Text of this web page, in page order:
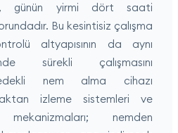
günün yirmi dört saati
Bu kesintisiz çalışma
altyapısının da aynı
sürekli çalışmasını
nem alma cihazı
izleme sistemleri ve
nemden